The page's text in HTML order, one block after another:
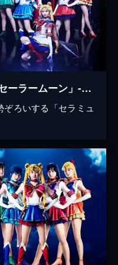
ミュージカル「美少女戦士セーラームーン」-Un Nouveau Voyage-（アン ヌーヴォー ヴォヤージュ）
ろいする「セラミュ